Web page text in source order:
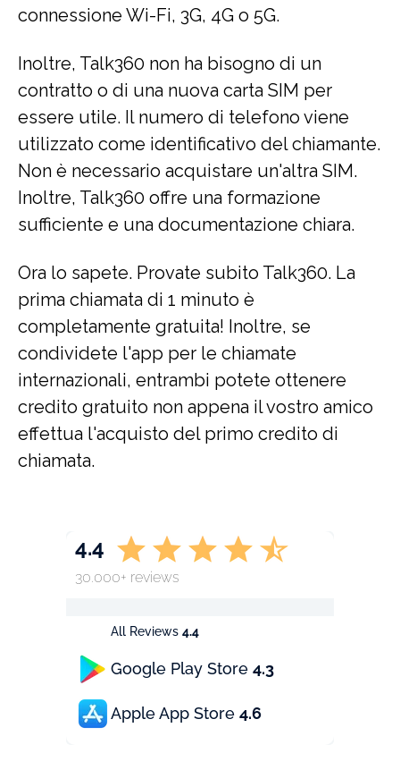
connessione Wi-Fi, 3G, 4G o 5G.
Inoltre, Talk360 non ha bisogno di un
contratto o di una nuova carta SIM per
essere utile. Il numero di telefono viene
utilizzato come identificativo del chiamante.
Non è necessario acquistare un'altra SIM.
Inoltre, Talk360 offre una formazione
sufficiente e una documentazione chiara.
Ora lo sapete. Provate subito Talk360. La
prima chiamata di 1 minuto è
completamente gratuita! Inoltre, se
condividete l'app per le chiamate
internazionali, entrambi potete ottenere
credito gratuito non appena il vostro amico
effettua l'acquisto del primo credito di
chiamata.
All Reviews 4.4
Google Play Store 4.3
Apple App Store 4.6
4.4
30.000+ reviews